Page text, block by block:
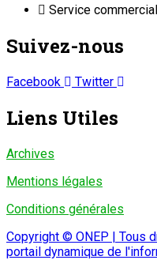
Service
Suivez-nous
Facebook Twitter
Liens Utiles
Archives
Mentions légales
Conditions générales
Copyright © ONEP | Tous
portail dynamique de